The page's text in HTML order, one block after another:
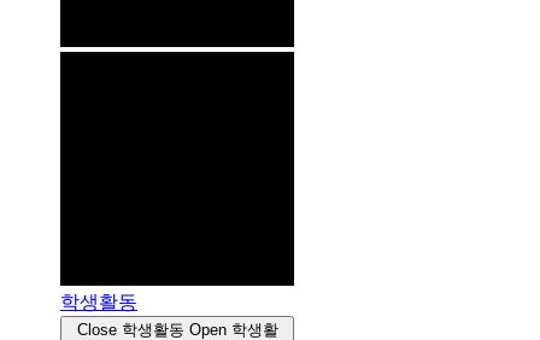
학생활동
Close 학생활동 Open 학생활